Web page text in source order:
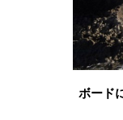
ボード